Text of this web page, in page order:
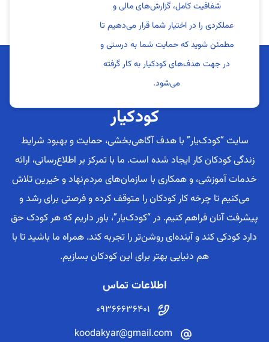
شفافیت کامل، گزارش‌های مالی و
عملکردی را در اختیار شما قرار می‌دهیم تا
مطمئن شوید که حمایت شما به درستی و
در جهت هدف‌های کودکیار به کار گرفته
می‌شود.
کودکیار
سایت “کودک‌یار” با هدف آگاهی‌بخشی، حمایت و بهبود شرایط
زندگی کودکان کار ایجاد شده است. ما با تمرکز بر اطلاع‌رسانی، ارائه
خدمات آموزشی، و همکاری با سازمان‌های مردم‌نهاد و خیرین تلاش
می‌کنیم تا چرخه کار کودکان را متوقف کرده و فرصتی برای رشد و
پیشرفت آنان فراهم کنیم. در “کودک‌یار”، باور داریم که هر کودک حق
دارد کودکی کند و آینده‌ای روشن‌تر را تجربه کند. همراه ما باشید تا با
هم دنیایی بهتر برای این کودکان بسازیم.
اطلاعات تماس
09366636401
koodakyar@gmail.com